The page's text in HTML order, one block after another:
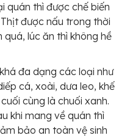
quán thì được chế biến
được nấu trong thời
lúc ăn thì không hề
đa dạng các loại như
cá, xoài, dưa leo, khế
cùng là chuối xanh.
khi mang về quán thì
bảo an toàn vệ sinh